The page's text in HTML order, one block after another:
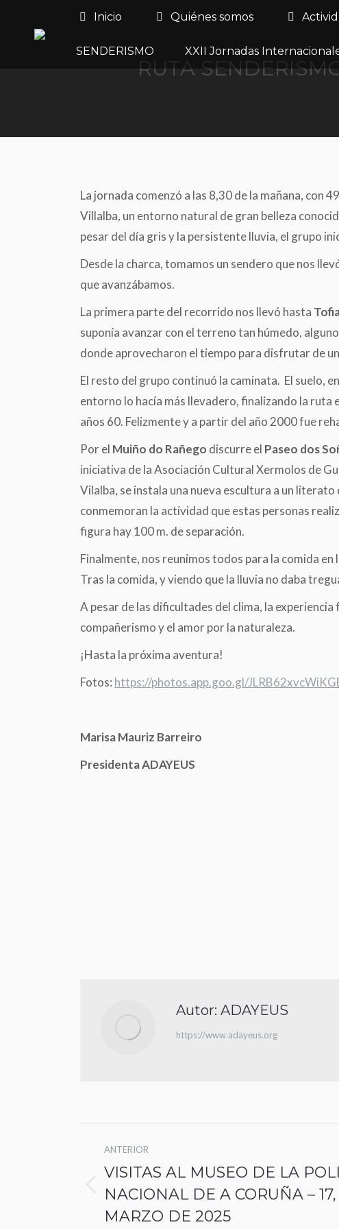
Inicio Quiénes somos
SENDERISMO XXII Jornadas
RUTA
La jornada comenzó a las 8,30 de la mañana, con
Villalba, un entorno natural de gran belleza
pesar del día gris y la persistente lluvia, el grupo
Desde la charca, tomamos un sendero que nos
que avanzábamos.
La primera parte del recorrido nos llevó hasta
suponía avanzar con el terreno tan húmedo,
donde aprovecharon el tiempo para disfrutar de
El resto del grupo continuó la caminata. El suelo,
entorno lo hacía más llevadero, finalizando la ruta
años 60. Felizmente y a partir del año 2000 fue
Por el Muiño do Rañego discurre el Paseo dos
iniciativa de la Asociación Cultural Xermolos de
Vilalba, se instala una nueva escultura a un
conmemoran la actividad que estas personas
figura hay 100 m. de separación.
Finalmente, nos reunimos todos para la comida en
Tras la comida, y viendo que la lluvia no daba
A pesar de las dificultades del clima, la
compañerismo y el amor por la naturaleza.
¡Hasta la próxima aventura!
Fotos: https://photos.app.goo.gl/
Marisa Mauriz Barreiro
Presidenta ADAYEUS
Autor: ADAYEUS
https://www.adayeus.org
ANTERIOR
VISITAS AL MUSEO DE LA
NACIONAL DE A CORUÑA – 17,
MARZO DE 2025